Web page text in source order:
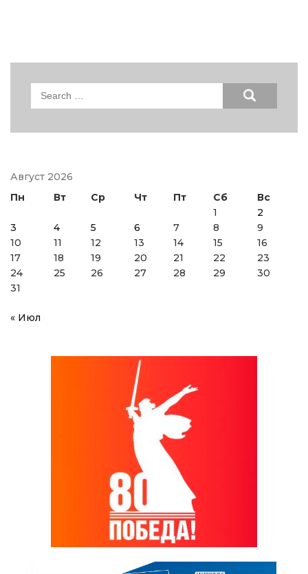
Search
Август 2026
Пн
Вт Ср Чт Пт Сб
Вс
1
2
3
4 5 6 7 8
9
10
11 12 13 14 15
16
17
18 19 20 21 22
23
24
25 26 27 28 29
30
31
« Июл